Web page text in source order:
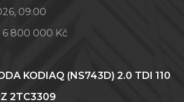
09:00
6 800 000 Kč
KODIAQ (NS743D) 2.0 TDI 110
2TC3309